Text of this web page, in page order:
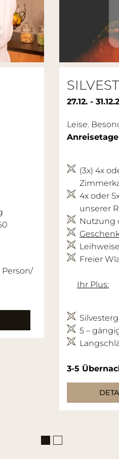
27.12. -
Leise.
Anreisetage
(3x) 4x
4x oder
unserer
Nutzung
Freier
Ihr Plus:
5 –
3-5